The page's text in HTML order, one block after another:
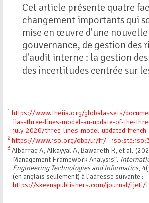
Cet article présente quatre
changement importants qui
mise en œuvre d'une
gouvernance, de gestion des
d'audit interne : la gestion
des incertitudes centrée sur
1 https://www.theiia.org/globalassets/
iias-three-lines-model-an-update-of-the-
july-2020/three-lines-model-updated-
2 https://www.iso.org/obp/ui/fr/ -
3 Albarraq A, Alkayyal A, Bawareth R, et al.
Management Framework Analysis”.
Engineering Technologies and Informatics,
(en anglais seulement) à l’adresse suivante :
https://skeenapublishers.com/journal/ijeti/